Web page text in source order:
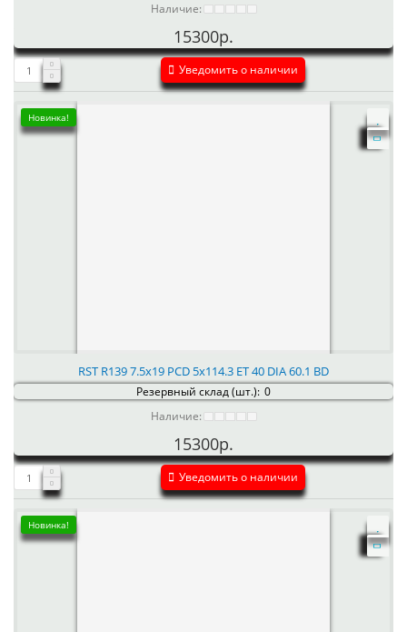
Наличие:
15300р.
Уведомить о наличии
Новинка!
RST R139 7.5x19 PCD 5x114.3 ET 40 DIA 60.1 BD
Резервный склад (шт.): 0
Наличие:
15300р.
Уведомить о наличии
Новинка!